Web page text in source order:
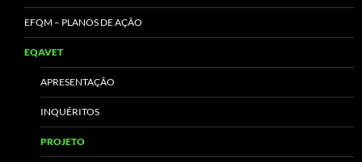
EFQM – PLANOS DE AÇÃO
EQAVET
APRESENTAÇÃO
INQUÉRITOS
PROJETO